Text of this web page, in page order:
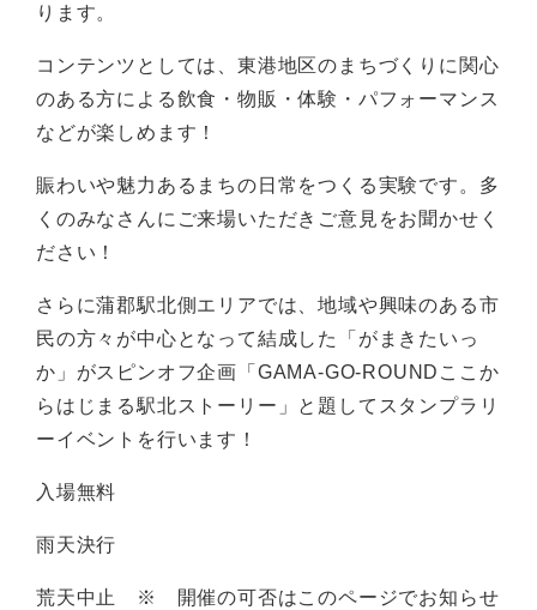
ります。
コンテンツとしては、東港地区のまちづくりに関心
のある方による飲食・物販・体験・パフォーマンス
などが楽しめます！
賑わいや魅力あるまちの日常をつくる実験です。多
くのみなさんにご来場いただきご意見をお聞かせく
ださい！
さらに蒲郡駅北側エリアでは、地域や興味のある市
民の方々が中心となって結成した「がまきたいっ
か」がスピンオフ企画「GAMA-GO-ROUNDここか
らはじまる駅北ストーリー」と題してスタンプラリ
ーイベントを行います！
入場無料
雨天決行
荒天中止 ※ 開催の可否はこのページでお知らせ